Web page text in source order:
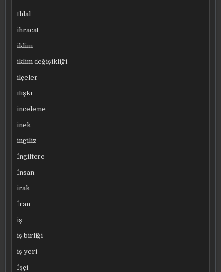
Ihlal
ihracat
iklim
iklim değişikliği
ilçeler
ilişki
inceleme
inek
ingiliz
İngiltere
İnsan
irak
İran
iş
iş birliği
iş yeri
İşçi